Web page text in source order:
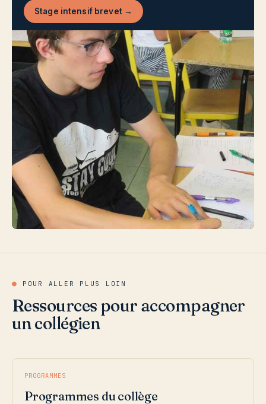
Stage intensif brevet →
● POUR ALLER PLUS LOIN
Ressources pour accompagner
un collégien
PROGRAMMES
Programmes du collège